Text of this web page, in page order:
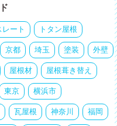
レート トタン屋根
京都 埼玉 塗装 外壁
屋根材 屋根葺き替え
東京 横浜市
瓦屋根 神奈川 福岡